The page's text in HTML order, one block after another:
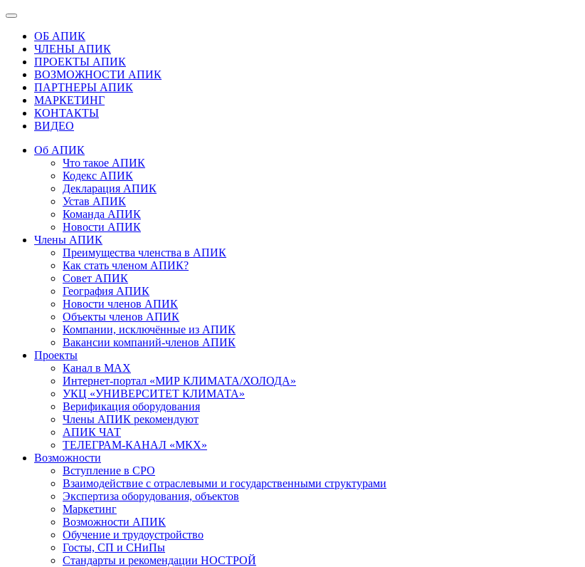
ОБ АПИК
ЧЛЕНЫ АПИК
ПРОЕКТЫ АПИК
ВОЗМОЖНОСТИ АПИК
ПАРТНЕРЫ АПИК
МАРКЕТИНГ
КОНТАКТЫ
ВИДЕО
Об АПИК
Что такое АПИК
Кодекс АПИК
Декларация АПИК
Устав АПИК
Команда АПИК
Новости АПИК
Члены АПИК
Преимущества членства в АПИК
Как стать членом АПИК?
Совет АПИК
География АПИК
Новости членов АПИК
Объекты членов АПИК
Компании, исключённые из АПИК
Вакансии компаний-членов АПИК
Проекты
Канал в MAX
Интернет-портал «МИР КЛИМАТА/ХОЛОДА»
УКЦ «УНИВЕРСИТЕТ КЛИМАТА»
Верификация оборудования
Члены АПИК рекомендуют
АПИК ЧАТ
ТЕЛЕГРАМ-КАНАЛ «МКХ»
Возможности
Вступление в СРО
Взаимодействие с отраслевыми и государственными структурами
Экспертиза оборудования, объектов
Маркетинг
Возможности АПИК
Обучение и трудоустройство
Госты, СП и СНиПы
Стандарты и рекомендации НОСТРОЙ